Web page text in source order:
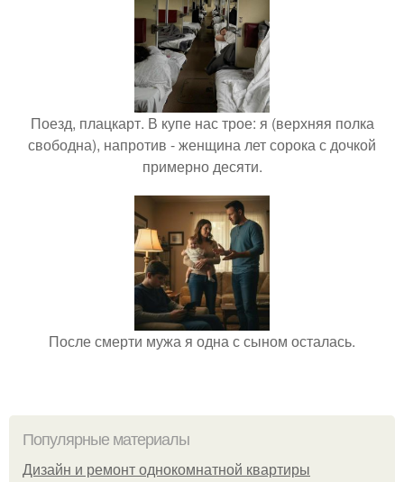
Поезд, плацкарт. В купе нас трое: я (верхняя полка
свободна), напротив - женщина лет сорока с дочкой
примерно десяти.
После смерти мужа я одна с сыном осталась.
Популярные материалы
Дизайн и ремонт однокомнатной квартиры